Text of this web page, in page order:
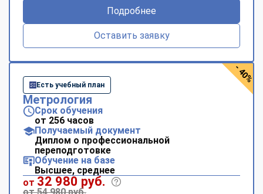
Подробнее
Оставить заявку
Есть учебный план
Метрология
Срок обучения
от 256 часов
Получаемый документ
Диплом о профессиональной
переподготовке
Обучение на базе
Высшее, среднее
от 32 980 руб.
- 40%